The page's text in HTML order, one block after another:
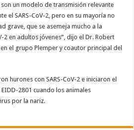
un modelo de transmisión relevante
el SARS-CoV-2, pero en su mayoría no
grave, que se asemeja mucho a la
2 en adultos jóvenes”, dijo el Dr. Robert
el grupo Plemper y coautor principal del
hurones con SARS-CoV-2 e iniciaron el
2801 cuando los animales
por la nariz.